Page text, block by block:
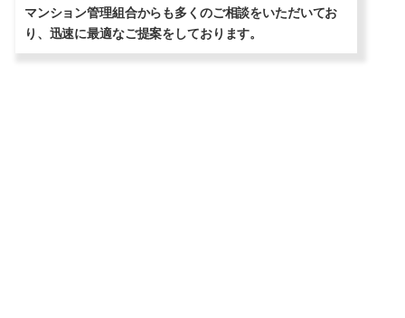
マンション管理組合からも多くのご相談をいただいてお
り、迅速に最適なご提案をしております。